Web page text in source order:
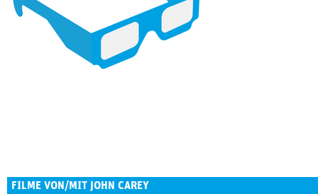
FILME VON/MIT JOHN CAREY